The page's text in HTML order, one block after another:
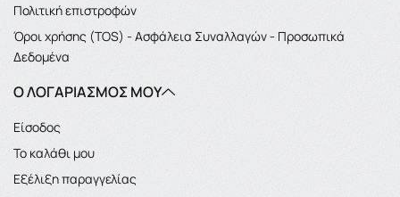
Πολιτική επιστροφών
Όροι χρήσης (TOS) - Ασφάλεια Συναλλαγών - Προσωπικά
Δεδομένα
Ο ΛΟΓΑΡΙΑΣΜΌΣ ΜΟΥ
Είσοδος
Το καλάθι μου
Εξέλιξη παραγγελίας